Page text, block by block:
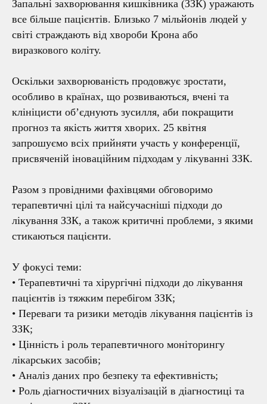
Запальні захворювання кишківника (ЗЗК) уражають
все більше пацієнтів. Близько 7 мільйонів людей у
світі страждають від хвороби Крона або
виразкового коліту.
Оскільки захворюваність продовжує зростати,
особливо в країнах, що розвиваються, вчені та
клініцисти об’єднують зусилля, аби покращити
прогноз та якість життя хворих. 25 квітня
запрошуємо всіх прийняти участь у конференції,
присвяченій іноваційним підходам у лікуванні ЗЗК.
Разом з провідними фахівцями обговоримо
терапевтичні цілі та найсучасніші підходи до
лікування ЗЗК, а також критичні проблеми, з якими
стикаються пацієнти.
У фокусі теми:
• Терапевтичні та хірургічні підходи до лікування
пацієнтів із тяжким перебігом ЗЗК;
• Переваги та ризики методів лікування пацієнтів із
ЗЗК;
• Цінність і роль терапевтичного моніторингу
лікарських засобів;
• Аналіз даних про безпеку та ефективність;
• Роль діагностичних візуалізацій в діагностиці та